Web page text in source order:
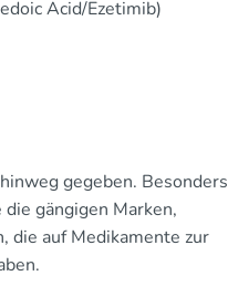
Acid/Ezetimib)
gegeben. Besonders
gängigen Marken,
die auf Medikamente zur